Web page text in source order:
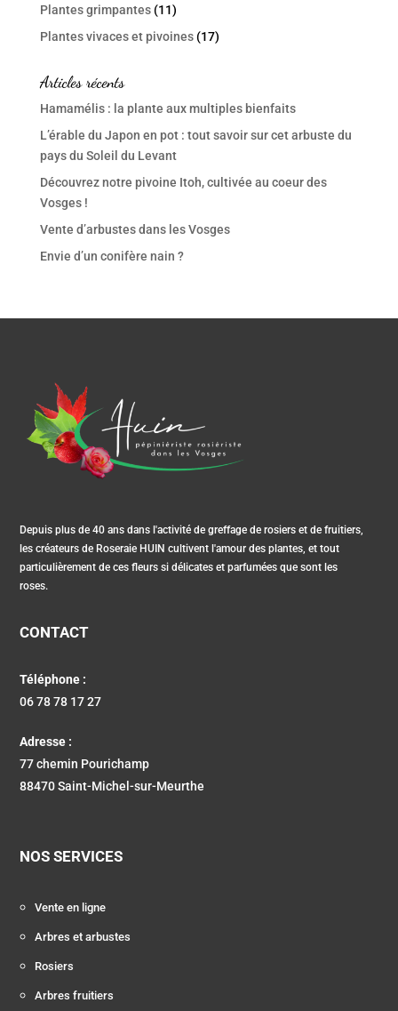
Plantes grimpantes (11)
Plantes vivaces et pivoines (17)
Articles récents
Hamamélis : la plante aux multiples bienfaits
L’érable du Japon en pot : tout savoir sur cet arbuste du
pays du Soleil du Levant
Découvrez notre pivoine Itoh, cultivée au coeur des
Vosges !
Vente d’arbustes dans les Vosges
Envie d’un conifère nain ?
Depuis plus de 40 ans dans l'activité de greffage de rosiers et de fruitiers,
les créateurs de Roseraie HUIN cultivent l'amour des plantes, et tout
particulièrement de ces fleurs si délicates et parfumées que sont les
roses.
CONTACT
Téléphone :
06 78 78 17 27
Adresse :
77 chemin Pourichamp
88470 Saint-Michel-sur-Meurthe
NOS SERVICES
Vente en ligne
Arbres et arbustes
Rosiers
Arbres fruitiers